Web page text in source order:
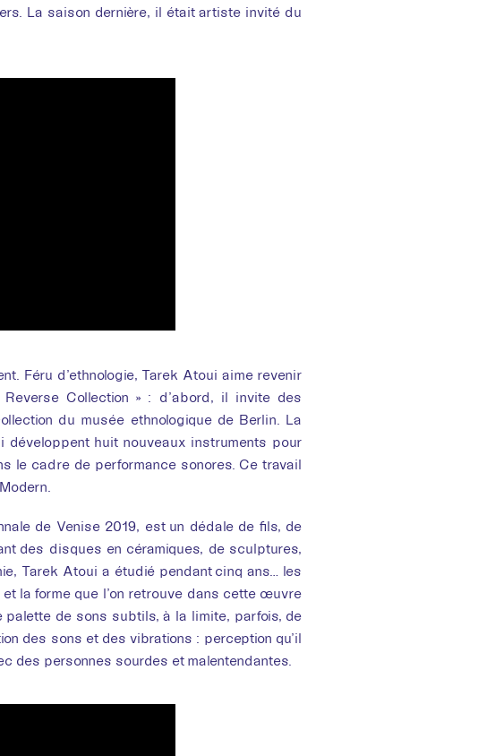
La saison dernière, il était artiste invité du
Féru d’ethnologie, Tarek Atoui aime revenir
Collection » : d’abord, il invite des
du musée ethnologique de Berlin. La
huit nouveaux instruments pour
le cadre de performance sonores. Ce travail
de Venise 2019, est un dédale de fils, de
des disques en céramiques, de sculptures,
Tarek Atoui a étudié pendant cinq ans… les
la forme que l’on retrouve dans cette œuvre
palette de sons subtils, à la limite, parfois, de
des sons et des vibrations : perception qu’il
des personnes sourdes et malentendantes.